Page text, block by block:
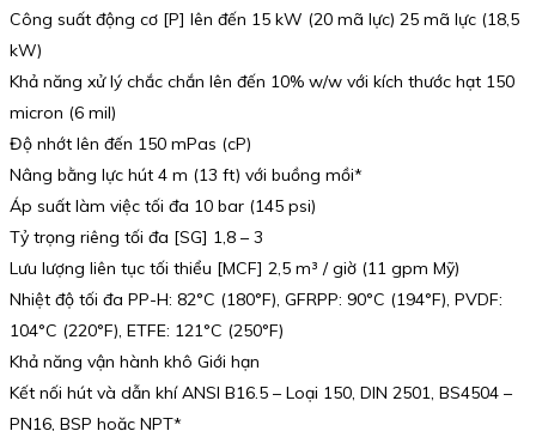
Công suất động cơ [P] lên đến 15 kW (20 mã lực) 25 mã lực (18,5
kW)
Khả năng xử lý chắc chắn lên đến 10% w/w với kích thước hạt 150
micron (6 mil)
Độ nhớt lên đến 150 mPas (cP)
Nâng bằng lực hút 4 m (13 ft) với buồng mồi*
Áp suất làm việc tối đa 10 bar (145 psi)
Tỷ trọng riêng tối đa [SG] 1,8 – 3
Lưu lượng liên tục tối thiểu [MCF] 2,5 m³ / giờ (11 gpm Mỹ)
Nhiệt độ tối đa PP-H: 82°C (180°F), GFRPP: 90°C (194°F), PVDF:
104°C (220°F), ETFE: 121°C (250°F)
Khả năng vận hành khô Giới hạn
Kết nối hút và dẫn khí ANSI B16.5 – Loại 150, DIN 2501, BS4504 –
PN16, BSP hoặc NPT*